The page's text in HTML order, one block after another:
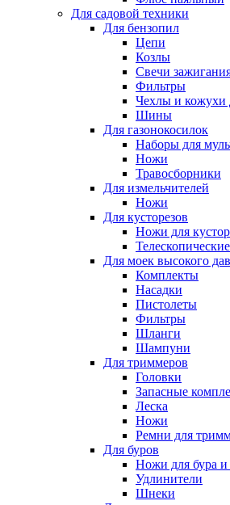
Для садовой техники
Для бензопил
Цепи
Козлы
Свечи
Фильтры
Чехлы и кожухи
Шины
Для газонокосилок
Наборы для
Ножи
Травосборники
Для измельчителей
Ножи
Для кусторезов
Ножи для
Для моек высокого
Комплекты
Насадки
Пистолеты
Фильтры
Шланги
Шампуни
Для триммеров
Головки
Запасные
Леска
Ножи
Ремни для
Для буров
Ножи для бура и
Удлинители
Шнеки